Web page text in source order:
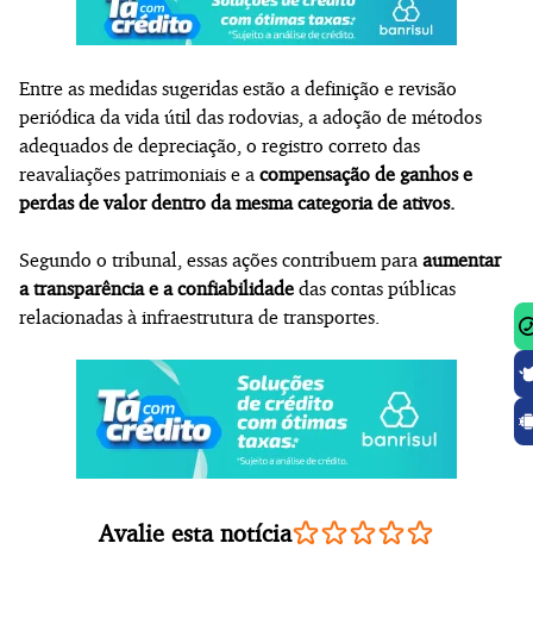
Entre as medidas sugeridas estão a definição e revisão
periódica da vida útil das rodovias, a adoção de métodos
adequados de depreciação, o registro correto das
reavaliações patrimoniais e a compensação de ganhos e
perdas de valor dentro da mesma categoria de ativos.
Segundo o tribunal, essas ações contribuem para aumentar
a transparência e a confiabilidade das contas públicas
relacionadas à infraestrutura de transportes.
Avalie esta notícia